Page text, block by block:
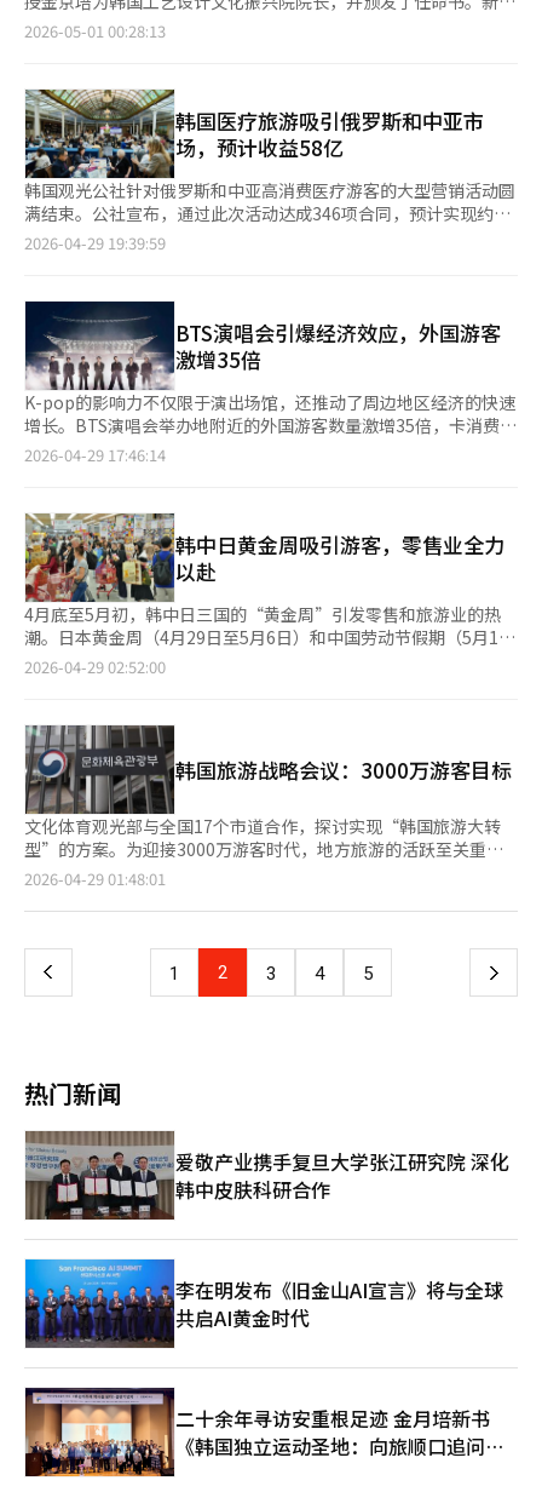
办大型促销活动等方式，在游客入境阶段提前锁定消费需求。 此
外，围绕K-时尚、K-食品等内容打造体验型消费场景，并推出定制
式。免税店及大型商超渠道也通过伴手礼组合、专属优惠等方式强
化竞争力。 业内人士指出，随着自由行游客占比持续提升，外籍
游客愈发重视消费体验与内容本身，商业空间正逐渐成为旅游目的
地的一部分。单纯依赖价格优惠已难以形成长期吸引力，提升服务
质量与消费体验已成为行业共识。分析认为，在高油价背景下，短
途出行趋势短期内仍将持续，本轮“超级黄金周”不仅为韩国带来
短期客流红利，也为其优化旅游结构、提升消费质量提供契机。
院长的任期为三年。金京培在英国皇家艺术学院获得工业设计硕士
实务能力和组织管理经验。目前，他在京畿大学教授文化内容产
业，致力于培养K文化融合人才。崔辉英部长表示：“新任院长是
设计与文化内容融合领域的专家，期待他能利用其丰富的经验，推
动工艺、传统文化和公共设计的产业化及全球市场的创新发
展。”※ 本报道经人工智能（AI）系统翻译与编辑。
2026-05-01 00:28:13
韩国医疗旅游吸引俄罗斯和中亚市
场，预计收益58亿
韩国观光公社针对俄罗斯和中亚高消费医疗游客的大型营销活动圆
满结束。公社宣布，通过此次活动达成346项合同，预计实现约58
亿韩元的销售额。◆ 韩国医疗旅游吸引200万游客，重点瞄准中亚
比整体平均高出约40%，被视为高附加值市场。为抢占医疗旅游需
求，观光公社在莫斯科和圣彼得堡举办了“2026韩国医疗旅游推
广会”，吸引了24家韩国医疗机构和330多名当地业界人士参与。
◆ 从展会到个别咨询，达成346项合同在哈萨克斯坦阿拉木图举行
的“国际旅游博览会”上，观光公社与24家韩国机构合作，集中推
广韩国医疗和健康旅游内容。22日，与40家当地公司举行旅游交
流会，25日在大型购物中心举办K-美容和K-食品推广活动，吸引
了5万多名消费者。同日，在洲际酒店举行了由8名韩国专家参与的
4397次B2B和B2C咨询，预计达成346项合同，销售额约58亿韩
元。韩国观光公社医疗健康团队长李东锡表示，将利用此次建立的
当地网络，将韩国打造成结合先进医疗技术和K-健康的旅游目的
地。此外，观光公社自去年起制定了细分化策略，包括建立中国富
裕阶层交流网络、在日本首次举办大型医疗旅游活动、开拓蒙古埃
尔登特矿业城市新市场等区域性定制营销。※ 本报道经人工智能
（AI）系统翻译与编辑。
2026-04-29 19:39:59
BTS演唱会引爆经济效应，外国游客
激增35倍
K-pop的影响力不仅限于演出场馆，还推动了周边地区经济的快速
增长。BTS演唱会举办地附近的外国游客数量激增35倍，卡消费额
增长38倍，显示出显著的经济效应。这些游客的停留时间和消费金
国观光公社的大数据分析，BTS在高阳的演出期间，日山西区大化
洞的外国游客数量达到4.8581万人，同比增加3377%。消费指标
也大幅上升，同期外国人卡消费额从890万韩元增至3.378亿韩
元，增长3699%，为当地商圈注入活力。这显示了K文化的实际影
响力。◆ 停留时间和消费金额均超一般游客韩流粉丝的消费力和
停留时间远超一般游客。韩国文化观光研究院的调查显示，为观看
3月21日光化门演出的外国游客平均停留8.7天，消费353万韩元，
分别为一般游客的1.4倍。高阳综合运动场的观众平均停留7.4天，
门设计广场和国立现代美术馆等地，扩大了旅游路线。◆ 发掘K文
化旅游路线，推动地方旅游发展政府计划将大型韩流演出的经济效
应扩展至地方旅游。6月12日至13日的BTS釜山演出将与6月1日至
15日的“欢迎周”结合，吸引外国游客访问地方。此外，还将持续
发掘包括K-pop演唱会、体验展览和电视剧拍摄地在内的韩流旅游
路线。文化体育观光部旅游政策室长姜正元表示：“将大型韩流演
出与地方旅游内容结合是关键，我们将积极支持外国游客的地方访
问转化为停留型旅游。”
2026-04-29 17:46:14
韩中日黄金周吸引游客，零售业全力
以赴
4月底至5月初，韩中日三国的“黄金周”引发零售和旅游业的热
潮。日本黄金周（4月29日至5月6日）和中国劳动节假期（5月1日
至5日）同时开始，韩国全力迎接外国游客。根据文化体育观光部
的访韩游客分别达到94万和145万，创历史新高。韩国也将迎来劳
动节（5月1日）和儿童节（5月5日）的连休，预计春季出游和购
物需求将增加。大量日本和中国游客可能会提振第二季度的内需市
场。此前，大韩商工会议所对500家企业的调查显示，2026年第二
季度零售业景气指数为80，与上一季度的79相近，显示出对春季
特需的期待有限。中东地缘政治风险、高物价、高汇率和高利率等
因素限制了内需的增长。然而，随着韩中日黄金周的到来和政府逐
步发放的“高油价补贴”，业界对内需的提振效果充满期待。百货
公司和免税店针对外国人推出折扣券和积分活动。大型超市则加强
业和便利店等线下渠道期待通过补贴支付提升实际购买力，已开始
大规模促销和备货。业内人士表示：“如果能同时吸引外国游客和
2026-04-29 02:52:00
韩国旅游战略会议：3000万游客目标
文化体育观光部与全国17个市道合作，探讨实现“韩国旅游大转
型”的方案。为迎接3000万游客时代，地方旅游的活跃至关重
要，中央与地方政府将加强合作。文体部于28日在政府世宗办公楼
此次会议旨在讨论2月第11次国家旅游战略会议提出的“韩国旅游
近通过《旅游基本法》修订，提升为总统直属机构，此次会议是加
强中央与地方沟通的首次尝试。◆ 地方政府主导，目标3000万游
化、住宿业振兴、地方特色旅游区建设、旅游开发项目绩效管理制
度、韩国名胜发掘及杜绝宰客等地方旅游接待能力改善方案。◆
听取地方意见，实现旅游大跃进文体部听取了各地方政府在政策执
行过程中遇到的实际困难和问题，收集的意见将积极反映在政府的
详细政策推进过程中。姜正元表示，“3000万游客时代的关键在
于地方，成功的钥匙掌握在地方政府手中。”他补充道，“随着国
家旅游战略会议提升为总统直属机构，文体部将与地方政府紧密沟
通，实现让国民和外国游客都能感受到的旅游大跃进。”
2026-04-29 01:48:01
上
页
1 2 3 4 5 下
热门新闻
爱敬产业携手复旦大学张江研究院 深化
韩中皮肤科研合作
李在明发布《旧金山AI宣言》将与全球
共启AI黄金时代
二十余年寻访安重根足迹 金月培新书
《韩国独立运动圣地：向旅顺口追问历